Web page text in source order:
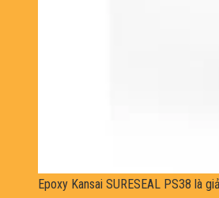
Epoxy Kansai SURESEAL PS38 là